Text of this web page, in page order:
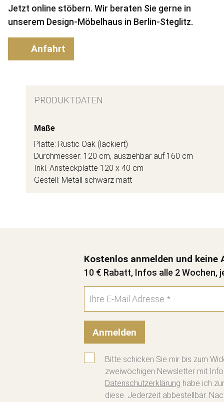
Jetzt online stöbern. Wir beraten Sie gerne in
unserem Design-Möbelhaus in Berlin-Steglitz.
Anfahrt
PRODUKTDATEN
Maße
Platte: Rustic Oak (lackiert)
Durchmesser: 120 cm, ausziehbar auf 160 cm
Inkl. Ansteckplatte 120 x 40 cm
Gestell: Metall schwarz matt
Kostenlos anmelden und keine
10 € Rabatt, Infos alle 2 Wochen,
Anmelden
Bitte schicken Sie mir bis zum
zweiwöchigen Newsletter mit
Datenschutzerklärung habe ich
diese. Jederzeit abbestellbar.